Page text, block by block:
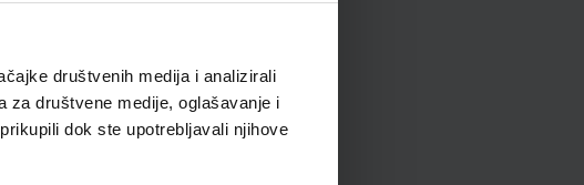
društvenih medija i analizirali
za društvene medije, oglašavanje i
dok ste upotrebljavali njihove